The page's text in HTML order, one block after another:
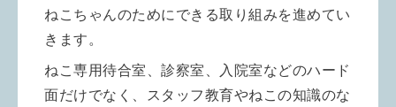
ねこちゃんのためにできる取り組みを進めてい
きます。
ねこ専用待合室、診察室、入院室などのハード
面だけでなく、スタッフ教育やねこの知識のな